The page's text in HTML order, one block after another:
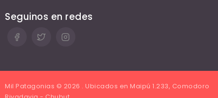
Seguinos en redes
Mil Patagonias © 2026 . Ubicados en Maipú 1.233, Comodoro